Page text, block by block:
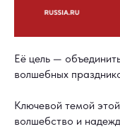
Её цель —
волшебных
Ключевой темой
волшебство и